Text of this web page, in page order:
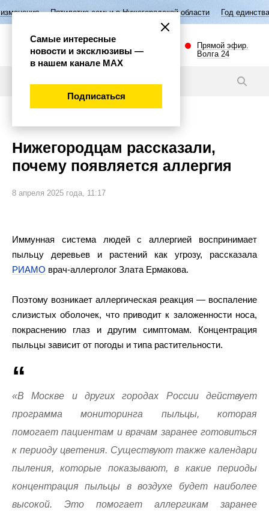
семьи в Нижегородской области Год единства народов России
Прямой эфир.
Волга 24
Нижегородцам рассказали,
почему появляется аллергия
8 апреля 2025 года, 11:17
Иммунная система людей с аллергией воспринимает
пыльцу деревьев и растений как угрозу, рассказала
РИАМО врач-аллерголог Злата Ермакова.
Поэтому возникает аллергическая реакция — воспаление
слизистых оболочек, что приводит к заложенности носа,
покраснению глаз и другим симптомам. Концентрация
пыльцы зависит от погоды и типа растительности.
«В Москве и других городах России действует
программа мониторинга пыльцы, которая
помогает пациентам и врачам заранее готовиться
к периоду цветения. Существуют также календари
пыления, которые показывают, в какие периоды
концентрация пыльцы в воздухе будет наиболее
высокой. Это помогает аллергикам заранее
Самые интересные
новости и эксклюзивы —
в нашем канале МАХ
Подписаться